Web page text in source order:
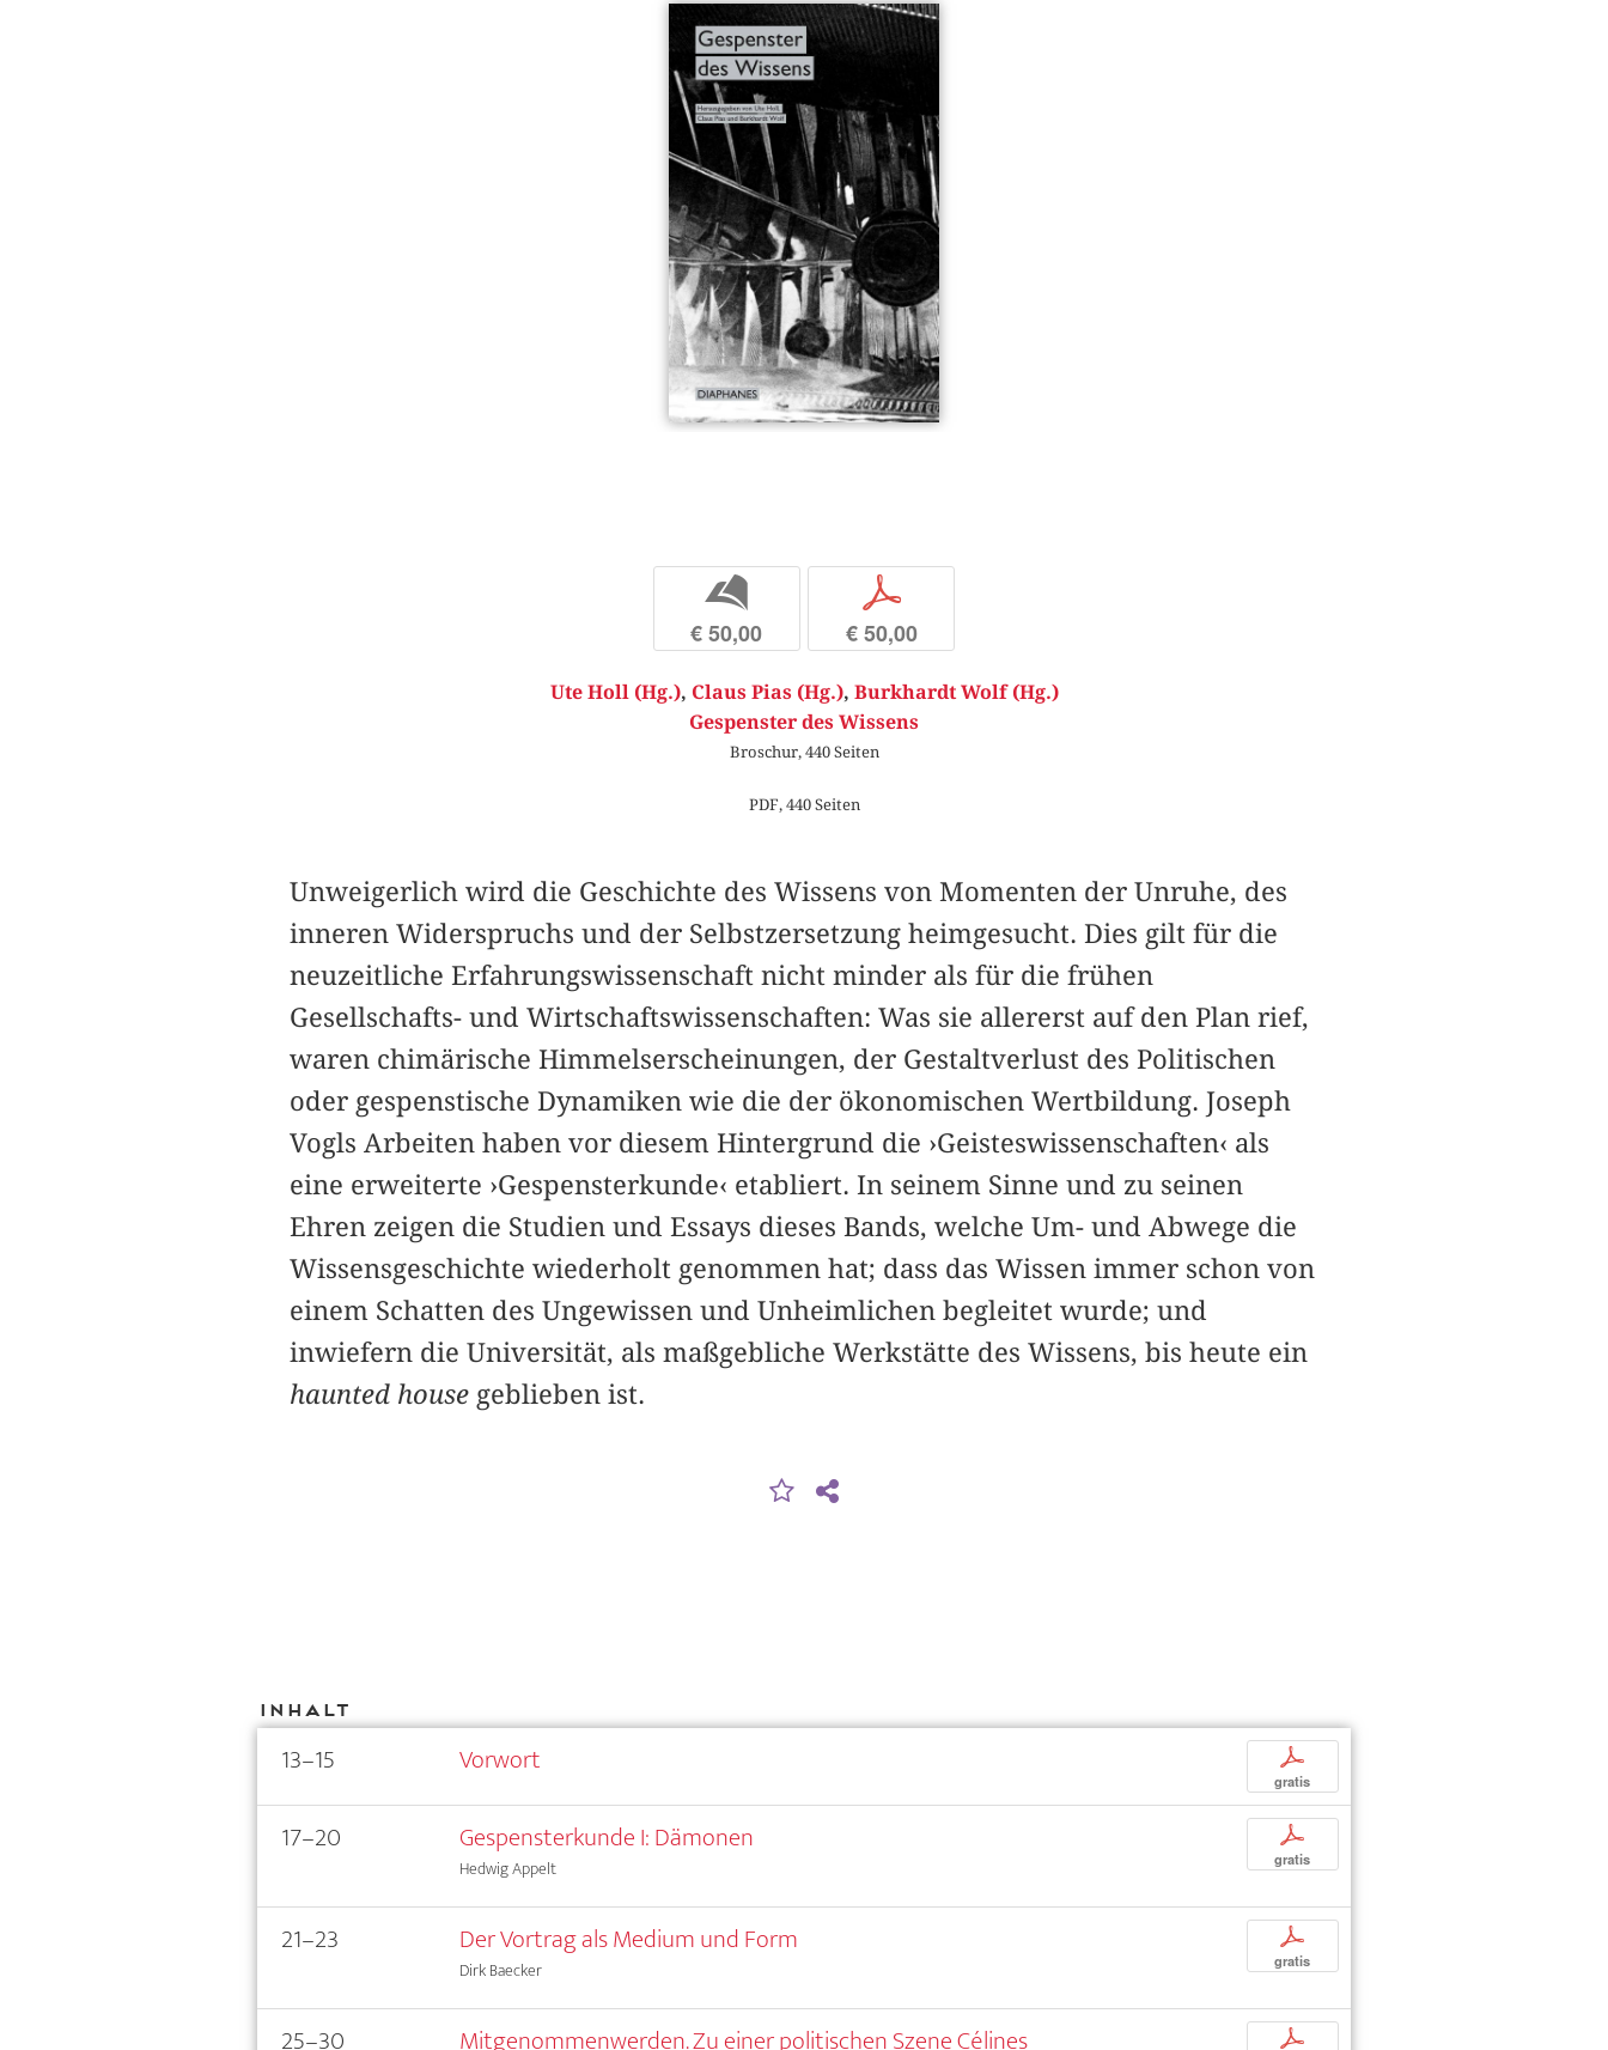
b
€ 50,00
p
€ 50,00
Ute Holl (Hg.), Claus Pias (Hg.), Burkhardt Wolf (Hg.)
Gespenster des Wissens
Broschur, 440 Seiten
PDF, 440 Seiten
Unweigerlich wird die Geschichte des Wissens von Momenten der Unruhe, des
inneren Widerspruchs und der Selbstzersetzung heimgesucht. Dies gilt für die
neuzeitliche Erfahrungswissenschaft nicht minder als für die frühen
Gesellschafts- und Wirtschaftswissenschaften: Was sie allererst auf den Plan rief,
waren chimärische Himmelserscheinungen, der Gestaltverlust des Politischen
oder gespenstische Dynamiken wie die der ökonomischen Wertbildung. Joseph
Vogls Arbeiten haben vor diesem Hintergrund die ›Geisteswissenschaften‹ als
eine erweiterte ›Gespensterkunde‹ etabliert. In seinem Sinne und zu seinen
Ehren zeigen die Studien und Essays dieses Bands, welche Um- und Abwege die
Wissensgeschichte wiederholt genommen hat; dass das Wissen immer schon von
einem Schatten des Ungewissen und Unheimlichen begleitet wurde; und
inwiefern die Universität, als maßgebliche Werkstätte des Wissens, bis heute ein
haunted housegeblieben ist.
Inhalt
13–15 Vorwort p
gratis
17–20 Gespensterkunde I: Dämonen
Hedwig Appelt
p
gratis
21–23 Der Vortrag als Medium und Form
Dirk Baecker
p
gratis
25–30 Mitgenommenwerden. Zu einer politischen Szene Célines p